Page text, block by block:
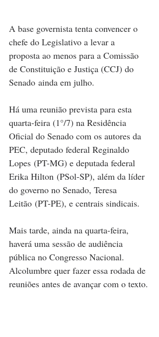
A base governista tenta convencer o
chefe do Legislativo a levar a
proposta ao menos para a Comissão
de Constituição e Justiça (CCJ) do
Senado ainda em julho.
Há uma reunião prevista para esta
quarta-feira (1°/7) na Residência
Oficial do Senado com os autores da
PEC, deputado federal Reginaldo
Lopes (PT-MG) e deputada federal
Erika Hilton (PSol-SP), além da líder
do governo no Senado, Teresa
Leitão (PT-PE), e centrais sindicais.
Mais tarde, ainda na quarta-feira,
haverá uma sessão de audiência
pública no Congresso Nacional.
Alcolumbre quer fazer essa rodada de
reuniões antes de avançar com o texto.